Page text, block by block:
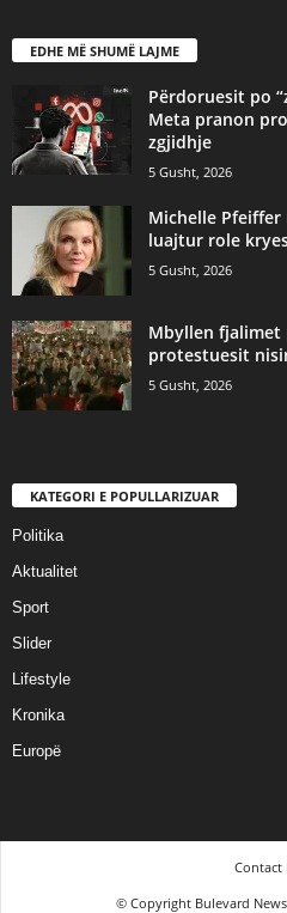
EDHE MË SHUMË LAJME
Përdoruesit po
Meta pranon
zgjidhje
5 Gusht, 2026
Michelle
luajtur role
5 Gusht, 2026
Mbyllen fjalimet
protestuesit
5 Gusht, 2026
KATEGORI E POPULLARIZUAR
Politika
Aktualitet
Sport
Slider
Lifestyle
Kronika
Europë
Contact
© Copyright Bulevard